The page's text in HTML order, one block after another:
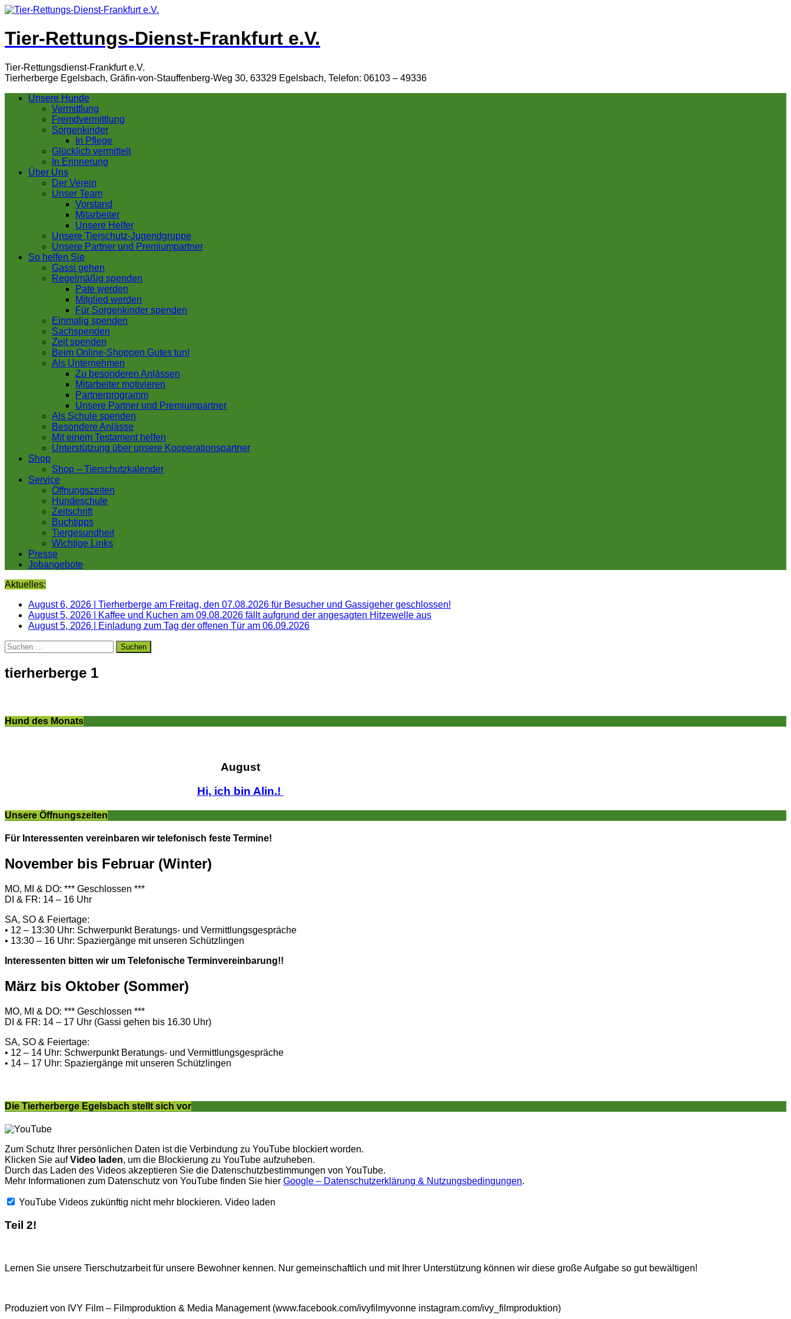
Tier-Rettungs-Dienst-Frankfurt e.V.
Tier-Rettungsdienst-Frankfurt e.V.
Tierherberge Egelsbach, Gräfin-von-Stauffenberg-Weg 30, 63329 Egelsbach, Telefon: 06103 – 49336
Unsere Hunde
Vermittlung
Fremdvermittlung
Sorgenkinder
In Pflege
Glücklich vermittelt
In Erinnerung
Über Uns
Der Verein
Unser Team
Vorstand
Mitarbeiter
Unsere Helfer
Unsere Tierschutz-Jugendgruppe
Unsere Partner und Premiumpartner
So helfen Sie
Gassi gehen
Regelmäßig spenden
Pate werden
Mitglied werden
Für Sorgenkinder spenden
Einmalig spenden
Sachspenden
Zeit spenden
Beim Online-Shoppen Gutes tun!
Als Unternehmen
Zu besonderen Anlässen
Mitarbeiter motivieren
Partnerprogramm
Unsere Partner und Premiumpartner
Als Schule spenden
Besondere Anlässe
Mit einem Testament helfen
Unterstützung über unsere Kooperationspartner
Shop
Shop – Tierschutzkalender
Service
Öffnungszeiten
Hundeschule
Zeitschrift
Buchtipps
Tiergesundheit
Wichtige Links
Presse
Jobangebote
Aktuelles:
August 6, 2026
Tierherberge am Freitag, den 07.08.2026 für Besucher und Gassigeher geschlossen!
August 5, 2026
Kaffee und Kuchen am 09.08.2026 fällt aufgrund der angesagten Hitzewelle aus
August 5, 2026
Einladung zum Tag der offenen Tür am 06.09.2026
Suchen
nach:
tierherberge 1
Hund des Monats
August
Hi, ich bin Alin.!
Unsere Öffnungszeiten
Für Interessenten vereinbaren wir telefonisch feste Termine!
November bis Februar (Winter)
MO, MI & DO: *** Geschlossen ***
DI & FR: 14 – 16 Uhr
SA, SO & Feiertage:
• 12 – 13:30 Uhr: Schwerpunkt Beratungs- und Vermittlungsgespräche
• 13:30 – 16 Uhr: Spaziergänge mit unseren Schützlingen
Interessenten bitten wir um Telefonische Terminvereinbarung!!
März bis Oktober (Sommer)
MO, MI & DO: *** Geschlossen ***
DI & FR: 14 – 17 Uhr (Gassi gehen bis 16.30 Uhr)
SA, SO & Feiertage:
• 12 – 14 Uhr: Schwerpunkt Beratungs- und Vermittlungsgespräche
• 14 – 17 Uhr: Spaziergänge mit unseren Schützlingen
Die Tierherberge Egelsbach stellt sich vor
Zum Schutz Ihrer persönlichen Daten ist die Verbindung zu YouTube blockiert worden.
Klicken Sie aufVideo laden, um die Blockierung zu YouTube aufzuheben.
Durch das Laden des Videos akzeptieren Sie die Datenschutzbestimmungen von YouTube.
Mehr Informationen zum Datenschutz von YouTube finden Sie hier Google – Datenschutzerklärung & Nutzungsbedingungen.
YouTube Videos zukünftig nicht mehr blockieren. Video laden
Teil 2!
Lernen Sie unsere Tierschutzarbeit für unsere Bewohner kennen. Nur gemeinschaftlich und mit Ihrer Unterstützung können wir diese große Aufgabe so gut bewältigen!
Produziert von IVY Film – Filmproduktion & Media Management (www.facebook.com/ivyfilmyvonne instagram.com/ivy_filmproduktion)